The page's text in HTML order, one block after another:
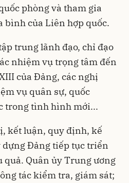
phòng và tham gia
bình của Liên hợp quốc.
trung lãnh đạo, chỉ đạo
nhiệm vụ trọng tâm đến
của Đảng, các nghị
vụ quân sự, quốc
trong tình hình mới...
kết luận, quy định, kế
dựng Đảng tiếp tục triển
Quân ủy Trung ương
tác kiểm tra, giám sát;